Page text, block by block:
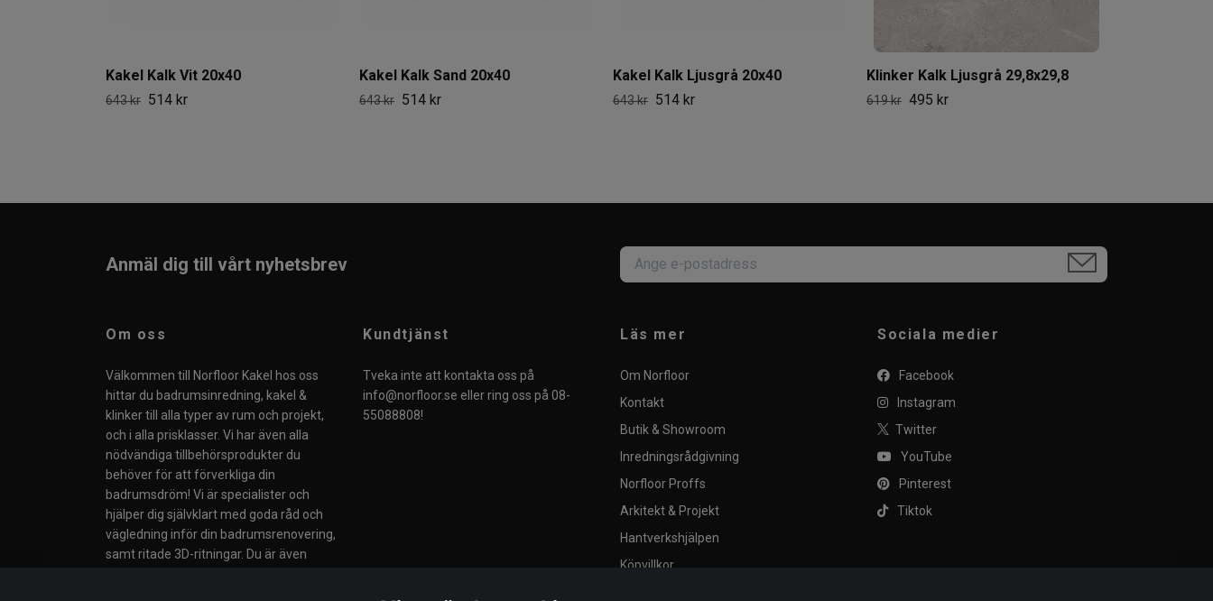
Kakel Kalk Vit 20x40
643 kr 514 kr
Kakel Kalk Sand 20x40
643 kr 514 kr
Kakel Kalk Ljusgrå 20x40
643 kr 514 kr
Klinker Kalk Ljusgrå 29,8x29,8
619 kr 495 kr
Anmäl dig till vårt nyhetsbrev
Om oss
Välkommen till Norfloor Kakel hos oss
hittar du badrumsinredning, kakel &
klinker till alla typer av rum och projekt,
och i alla prisklasser. Vi har även alla
nödvändiga tillbehörsprodukter du
behöver för att förverkliga din
badrumsdröm! Vi är specialister och
hjälper dig självklart med goda råd och
vägledning inför din badrumsrenovering,
samt ritade 3D-ritningar. Du är även
Kundtjänst
Tveka inte att kontakta oss på
info@norfloor.se eller ring oss på 08-
55088808!
Läs mer
Om Norfloor
Kontakt
Butik & Showroom
Inredningsrådgivning
Norfloor Proffs
Arkitekt & Projekt
Hantverkshjälpen
Köpvillkor
Sociala medier
Facebook
Instagram
Twitter
YouTube
Pinterest
Tiktok